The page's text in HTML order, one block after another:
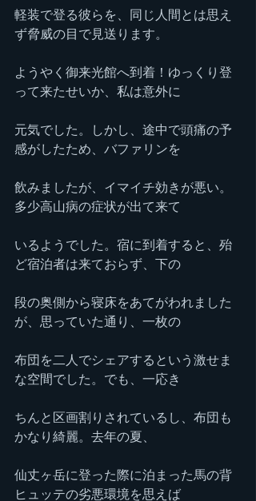
軽装で登る彼らを、同じ人間とは思え
ず脅威の目で見送ります。
ようやく御来光館へ到着！ゆっくり登
って来たせいか、私は意外に
元気でした。しかし、途中で頭痛の予
感がしたため、バファリンを
飲みましたが、イマイチ効きが悪い。
多少高山病の症状が出て来て
いるようでした。宿に到着すると、殆
ど宿泊者は来ておらず、下の
段の奥側から寝床をあてがわれました
が、思っていた通り、一枚の
布団を二人でシェアするという激せま
な空間でした。でも、一応き
ちんと区画割りされているし、布団も
かなり綺麗。去年の夏、
仙丈ヶ岳に登った際に泊まった馬の背
ヒュッテの劣悪環境を思えば